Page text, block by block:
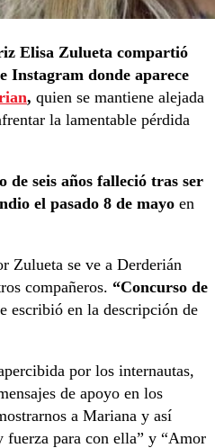
Elisa Zulueta compartió
Instagram donde aparece
, quien se mantiene alejada
la lamentable pérdida
de seis años falleció tras ser
el pasado 8 de mayo en
Zulueta se ve a Derderián
compañeros. “Concurso de
escribió en la descripción de
por los internautas,
de apoyo en los
a Mariana y así
fuerza para con ella” y “Amor